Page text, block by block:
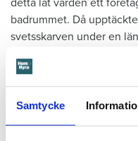
Samtycke
badrummet. Då
svetsskarven under en
med hänvisning till att
kallade vårdplikt (se